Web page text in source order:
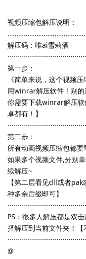
视频压缩包解压说明：
解压码：唯ai雪莉酒
第一步：
《简单来说，这个视频
用winrar解压软件！别的
你需要下载winrar解压软
卓都有！】
第二步：
所有动画视频压缩包都
如果多个视频文件,分别
续解压~
【第二层看见dll或者
种多余后缀即可】
PS：很多人解压都是双
择解压到当前文件夹！【
@